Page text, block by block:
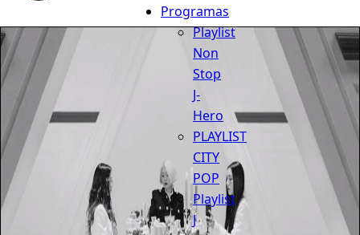
Programas
Playlist
Non
Stop
J-
Hero
PLAYLIST
CITY
POP
Playlist
J